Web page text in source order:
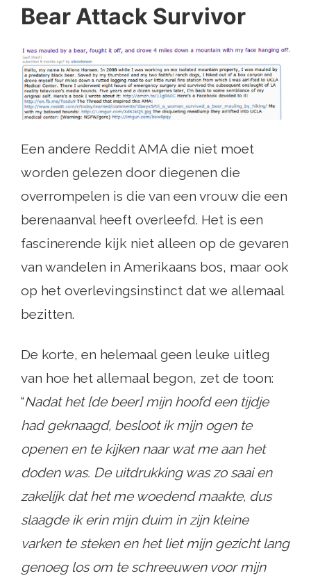
Bear Attack Survivor
Een andere Reddit AMA die niet moet
worden gelezen door diegenen die
overrompelen is die van een vrouw die een
berenaanval heeft overleefd. Het is een
fascinerende kijk niet alleen op de gevaren
van wandelen in Amerikaans bos, maar ook
op het overlevingsinstinct dat we allemaal
bezitten.
De korte, en helemaal geen leuke uitleg
van hoe het allemaal begon, zet de toon:
“Nadat het [de beer] mijn hoofd een tijdje
had geknaagd, besloot ik mijn ogen te
openen en te kijken naar wat me aan het
doden was. De uitdrukking was zo saai en
zakelijk dat het me woedend maakte, dus
slaagde ik erin mijn duim in zijn kleine
varken te steken en het liet mijn gezicht lang
genoeg los om te schreeuwen voor mijn